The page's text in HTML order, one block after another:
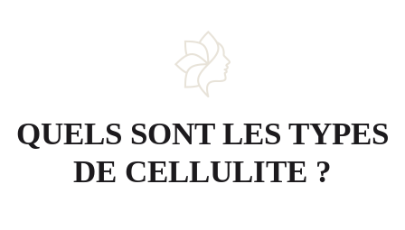
QUELS SONT LES TYPES
DE CELLULITE ?